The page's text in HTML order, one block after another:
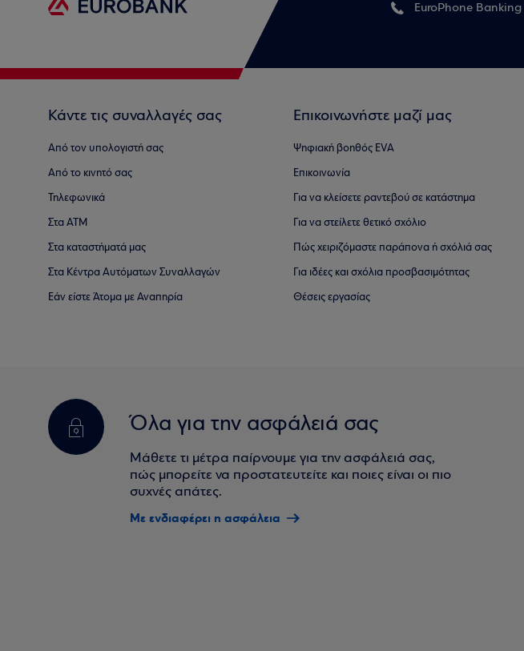
EuroPhone Banking
Κάντε τις συναλλαγές σας
Από τον υπολογιστή σας
Από το κινητό σας
Τηλεφωνικά
Στα ΑΤΜ
Στα καταστήματά μας
Στα Κέντρα Αυτόματων Συναλλαγών
Εάν είστε Άτομα με Αναπηρία
Επικοινωνήστε μαζί μας
Ψηφιακή βοηθός EVA
Επικοινωνία
Για να κλείσετε ραντεβού σε κατάστημα
Για να στείλετε θετικό σχόλιο
Πώς χειριζόμαστε παράπονα ή σχόλιά σας
Για ιδέες και σχόλια προσβασιμότητας
Θέσεις εργασίας
Όλα για την ασφάλειά σας
Μάθετε τι μέτρα παίρνουμε για την ασφάλειά σας,
πώς μπορείτε να προστατευτείτε και ποιες είναι οι πιο
συχνές απάτες.
Με ενδιαφέρει η ασφάλεια